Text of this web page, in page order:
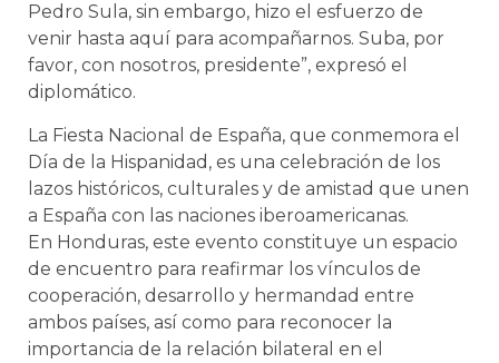
Pedro Sula, sin embargo, hizo el esfuerzo de
venir hasta aquí para acompañarnos. Suba, por
favor, con nosotros, presidente”, expresó el
diplomático.
La Fiesta Nacional de España, que conmemora el
Día de la Hispanidad, es una celebración de los
lazos históricos, culturales y de amistad que unen
a España con las naciones iberoamericanas.
En Honduras, este evento constituye un espacio
de encuentro para reafirmar los vínculos de
cooperación, desarrollo y hermandad entre
ambos países, así como para reconocer la
importancia de la relación bilateral en el